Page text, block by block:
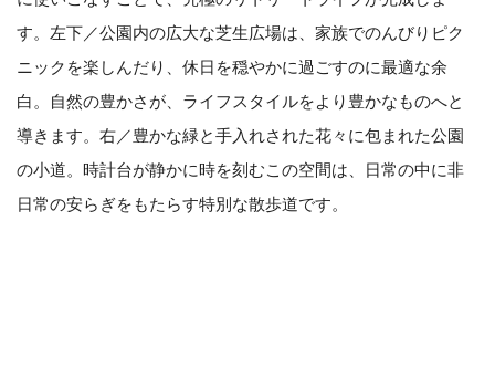
す。左下／公園内の広大な芝生広場は、家族でのんびりピク
ニックを楽しんだり、休日を穏やかに過ごすのに最適な余
白。自然の豊かさが、ライフスタイルをより豊かなものへと
導きます。右／豊かな緑と手入れされた花々に包まれた公園
の小道。時計台が静かに時を刻むこの空間は、日常の中に非
日常の安らぎをもたらす特別な散歩道です。